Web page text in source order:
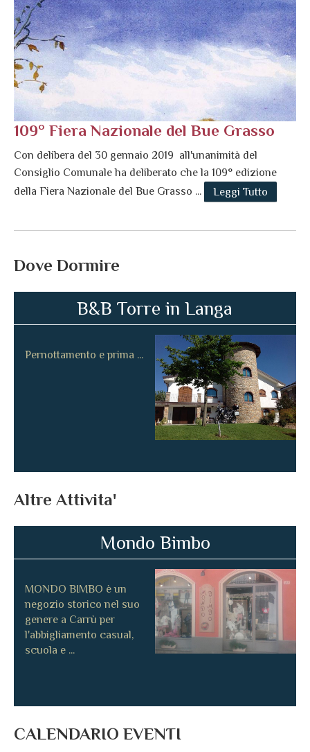
109° Fiera Nazionale del Bue Grasso
Con delibera del 30 gennaio 2019 all'unanimità del
Consiglio Comunale ha deliberato che la 109° edizione
della Fiera Nazionale del Bue Grasso ...
Leggi Tutto
Dove Dormire
B&B Torre in Langa
Pernottamento e prima ...
Altre Attivita'
Mondo Bimbo
MONDO BIMBO è un
negozio storico nel suo
genere a Carrù per
l'abbigliamento casual,
scuola e ...
CALENDARIO EVENTI